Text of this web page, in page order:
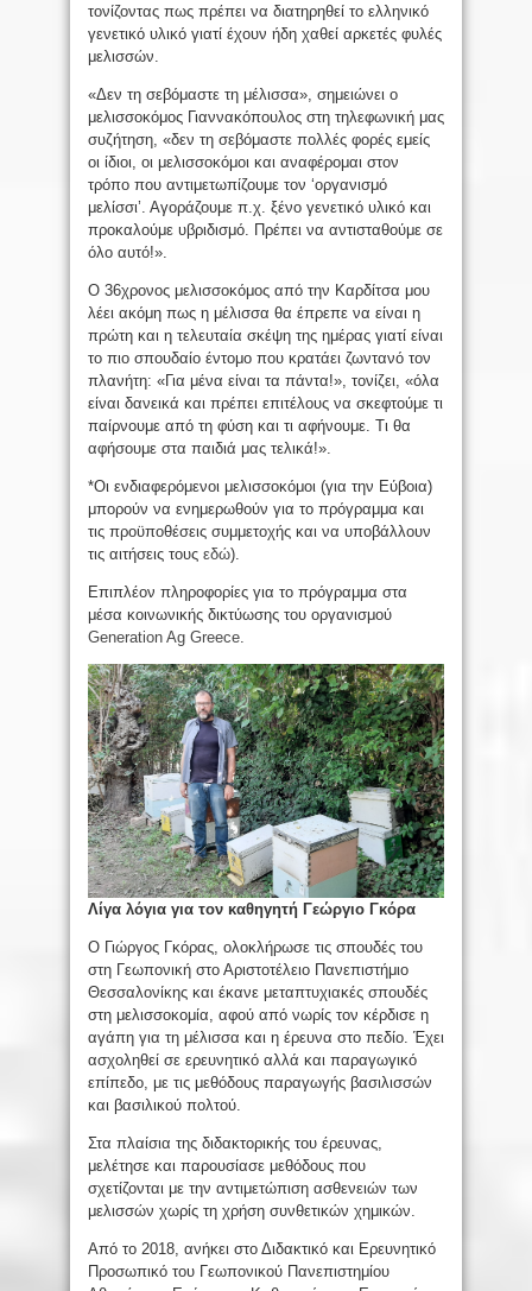
τονίζοντας πως πρέπει να διατηρηθεί το ελληνικό
γενετικό υλικό γιατί έχουν ήδη χαθεί αρκετές φυλές
μελισσών.
«Δεν τη σεβόμαστε τη μέλισσα», σημειώνει ο
μελισσοκόμος Γιαννακόπουλος στη τηλεφωνική μας
συζήτηση, «δεν τη σεβόμαστε πολλές φορές εμείς
οι ίδιοι, οι μελισσοκόμοι και αναφέρομαι στον
τρόπο που αντιμετωπίζουμε τον ‘οργανισμό
μελίσσι’. Αγοράζουμε π.χ. ξένο γενετικό υλικό και
προκαλούμε υβριδισμό. Πρέπει να αντισταθούμε σε
όλο αυτό!».
Ο 36χρονος μελισσοκόμος από την Καρδίτσα μου
λέει ακόμη πως η μέλισσα θα έπρεπε να είναι η
πρώτη και η τελευταία σκέψη της ημέρας γιατί είναι
το πιο σπουδαίο έντομο που κρατάει ζωντανό τον
πλανήτη: «Για μένα είναι τα πάντα!», τονίζει, «όλα
είναι δανεικά και πρέπει επιτέλους να σκεφτούμε τι
παίρνουμε από τη φύση και τι αφήνουμε. Τι θα
αφήσουμε στα παιδιά μας τελικά!».
*Οι ενδιαφερόμενοι μελισσοκόμοι (για την Εύβοια)
μπορούν να ενημερωθούν για το πρόγραμμα και
τις προϋποθέσεις συμμετοχής και να υποβάλλουν
τις αιτήσεις τους εδώ).
Επιπλέον πληροφορίες για το πρόγραμμα στα
μέσα κοινωνικής δικτύωσης του οργανισμού
Generation Ag Greece
Λίγα λόγια για τον καθηγητή Γεώργιο Γκόρα
Ο Γιώργος Γκόρας, ολοκλήρωσε τις σπουδές του
στη Γεωπονική στο Αριστοτέλειο Πανεπιστήμιο
Θεσσαλονίκης και έκανε μεταπτυχιακές σπουδές
στη μελισσοκομία, αφού από νωρίς τον κέρδισε η
αγάπη για τη μέλισσα και η έρευνα στο πεδίο. Έχει
ασχοληθεί σε ερευνητικό αλλά και παραγωγικό
επίπεδο, με τις μεθόδους παραγωγής βασιλισσών
και βασιλικού πολτού.
Στα πλαίσια της διδακτορικής του έρευνας,
μελέτησε και παρουσίασε μεθόδους που
σχετίζονται με την αντιμετώπιση ασθενειών των
μελισσών χωρίς τη χρήση συνθετικών χημικών.
Από το 2018, ανήκει στο Διδακτικό και Ερευνητικό
Προσωπικό του Γεωπονικού Πανεπιστημίου